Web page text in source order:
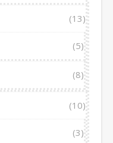
(13)
(5)
(8)
(10)
(3)